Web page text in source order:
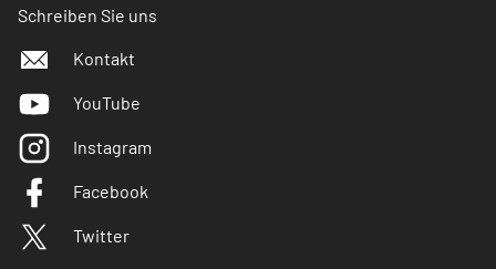
Schreiben Sie uns
Kontakt
YouTube
Instagram
Facebook
Twitter